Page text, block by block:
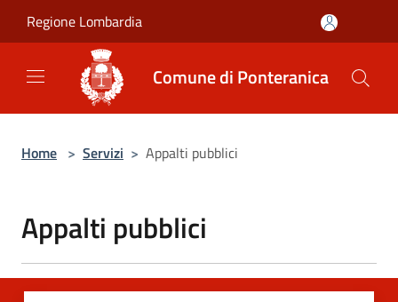
Regione Lombardia
Comune di Ponteranica
Home > Servizi > Appalti pubblici
Appalti pubblici